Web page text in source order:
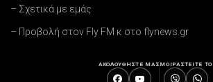
– Σχετικά με εμάς
– Προβολή στον Fly FM κ στο flynews.gr
ΑΚΟΛΟΥΘΗΣΤΕ ΜΑΣΜΟΙΡΑΣΤΕΙΤΕ ΤΟ